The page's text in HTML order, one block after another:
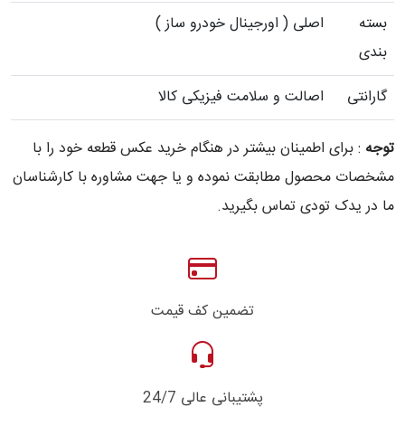
بسته
بندی
اصلی ( اورجینال خودرو ساز )
گارانتی اصالت و سلامت فیزیکی کالا
توجه : برای اطمینان بیشتر در هنگام خرید عکس قطعه خود را با
مشخصات محصول مطابقت نموده و یا جهت مشاوره با کارشناسان
ما در یدک تودی تماس بگیرید.
تضمین کف قیمت
پشتیبانی عالی 24/7